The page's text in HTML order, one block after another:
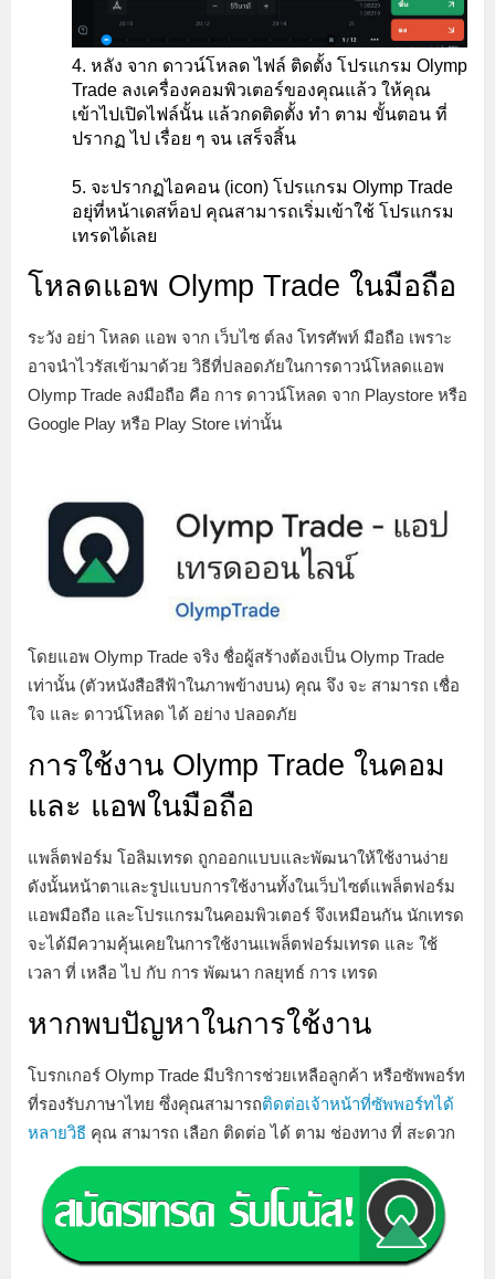
หลัง จาก ดาวน์โหลด ไฟล์ ติดตั้ง โปรแกรม Olymp
Trade ลงเครื่องคอมพิวเตอร์ของคุณแล้ว ให้คุณ
เข้าไปเปิดไฟล์นั้น แล้วกดติดตั้ง ทำ ตาม ขั้นตอน ที่
ปรากฏ ไป เรื่อย ๆ จน เสร็จสิ้น
จะปรากฏไอคอน (icon) โปรแกรม Olymp Trade
อยุ่ที่หน้าเดสท็อป คุณสามารถเริ่มเข้าใช้ โปรแกรม
เทรดได้เลย
โหลดแอพ Olymp Trade ในมือถือ
ระวัง อย่า โหลด แอพ จาก เว็บไซ ต์ลง โทรศัพท์ มือถือ เพราะ
อาจนำไวรัสเข้ามาด้วย วิธีที่ปลอดภัยในการดาวน์โหลดแอพ
Olymp Trade ลงมือถือ คือ การ ดาวน์โหลด จาก Playstore หรือ
Google Play หรือ Play Store เท่านั้น
โดยแอพ Olymp Trade จริง ชื่อผู้สร้างต้องเป็น Olymp Trade
เท่านั้น (ตัวหนังสือสีฟ้าในภาพข้างบน) คุณ จึง จะ สามารถ เชื่อ
ใจ และ ดาวน์โหลด ได้ อย่าง ปลอดภัย
การใช้งาน Olymp Trade ในคอม
และ แอพในมือถือ
แพล็ตฟอร์ม โอลิมเทรด ถูกออกแบบและพัฒนาให้ใช้งานง่าย
ดังนั้นหน้าตาและรูปแบบการใช้งานทั้งในเว็บไซต์แพล็ตฟอร์ม
แอพมือถือ และโปรแกรมในคอมพิวเตอร์ จึงเหมือนกัน นักเทรด
จะได้มีความคุ้นเคยในการใช้งานแพล็ตฟอร์มเทรด และ ใช้
เวลา ที่ เหลือ ไป กับ การ พัฒนา กลยุทธ์ การ เทรด
หากพบปัญหาในการใช้งาน
โบรกเกอร์ Olymp Trade มีบริการช่วยเหลือลูกค้า หรือซัพพอร์ท
ที่รองรับภาษาไทย ซึ่งคุณสามารถติดต่อเจ้าหน้าที่ซัพพอร์ทได้
หลายวิธี คุณ สามารถ เลือก ติดต่อ ได้ ตาม ช่องทาง ที่ สะดวก